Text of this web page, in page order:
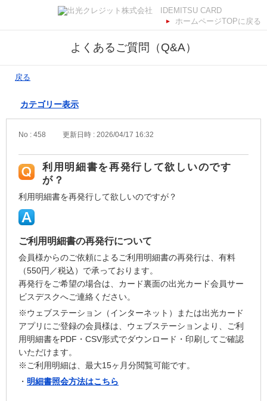
ホームページTOPに戻る
よくあるご質問（Q&A）
戻る
カテゴリー表示
No : 458 更新日時 : 2026/04/17 16:32
利用明細書を再発行して欲しいのです
が？
利用明細書を再発行して欲しいのですが？
ご利用明細書の再発行について
会員様からのご依頼によるご利用明細書の再発行は、有料
（550円／税込）で承っております。
再発行をご希望の場合は、カード裏面の出光カード会員サー
ビスデスクへご連絡ください。
※ウェブステーション（インターネット）または出光カード
アプリにご登録の会員様は、ウェブステーションより、ご利
用明細書をPDF・CSV形式でダウンロード・印刷してご確認
いただけます。
※ご利用明細は、最大15ヶ月分閲覧可能です。
・ 明細書照会方法はこちら